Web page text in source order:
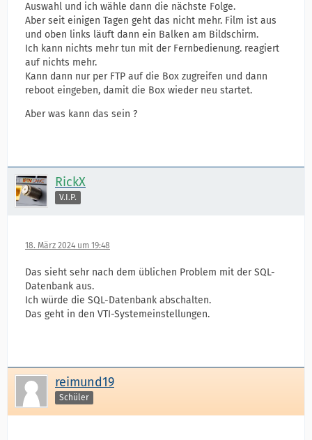
Auswahl und ich wähle dann die nächste Folge.
Aber seit einigen Tagen geht das nicht mehr. Film ist aus
und oben links läuft dann ein Balken am Bildschirm.
Ich kann nichts mehr tun mit der Fernbedienung. reagiert
auf nichts mehr.
Kann dann nur per FTP auf die Box zugreifen und dann
reboot eingeben, damit die Box wieder neu startet.
Aber was kann das sein ?
RickX
V.I.P.
18. März 2024 um 19:48
Das sieht sehr nach dem üblichen Problem mit der SQL-
Datenbank aus.
Ich würde die SQL-Datenbank abschalten.
Das geht in den VTI-Systemeinstellungen.
reimund19
Schüler